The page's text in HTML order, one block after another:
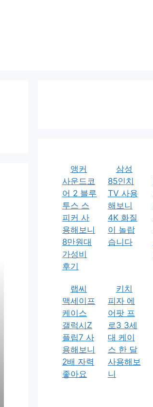
앵커
사운드코
어 2 블루
투스 스
피커 사
용해보니
8만원대
가성비
후기
삼성
85인치
TV 사용
해보니
4K 화질
이 놀랍
습니다
랩씨
맥세이프
케이스
갤럭시Z
플립7 사
용해보니
2배 자력
좋아요
키치
피자 에
어팟 프
로3 3세
대 케이
스 한 달
사용해보
니